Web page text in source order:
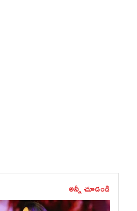
అన్నీ చూడండి